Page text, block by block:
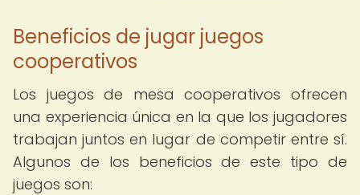
Beneficios de jugar juegos
cooperativos
Los juegos de mesa cooperativos ofrecen
una experiencia única en la que los jugadores
trabajan juntos en lugar de competir entre sí.
Algunos de los beneficios de este tipo de
juegos son: